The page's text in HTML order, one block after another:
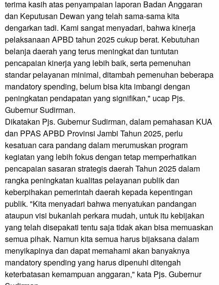
terima kasih atas penyampaian laporan Badan Anggaran
dan Keputusan Dewan yang telah sama-sama kita
dengarkan tadi. Kami sangat menyadari, bahwa kinerja
pelaksanaan APBD tahun 2025 cukup berat. Kebutuhan
belanja daerah yang terus meningkat dan tuntutan
pencapaian kinerja yang lebih baik, serta pemenuhan
standar pelayanan minimal, ditambah pemenuhan beberapa
mandatory spending, belum bisa kita imbangi dengan
peningkatan pendapatan yang signifikan," ucap Pjs.
Gubernur Sudirman.
Dikatakan Pjs. Gubernur Sudirman, dalam pemahasan KUA
dan PPAS APBD Provinsi Jambi Tahun 2025, perlu
kesatuan cara pandang dalam merumuskan program
kegiatan yang lebih fokus dengan tetap memperhatikan
pencapaian sasaran strategis daerah Tahun 2025 dalam
rangka peningkatan kualitas pelayanan publik dan
keberpihakan pemerintah daerah kepada kepentingan
publik. "Kita menyadari bahwa menyatukan pandangan
ataupun visi bukanlah perkara mudah, untuk itu kebijakan
yang telah disepakati tentu saja tidak akan bisa memuaskan
semua pihak. Namun kita semua harus bijaksana dalam
menyikapinya dan dapat memahami akan banyaknya
mandatory spending yang harus dipenuhi ditengah
keterbatasan kemampuan anggaran," kata Pjs. Gubernur